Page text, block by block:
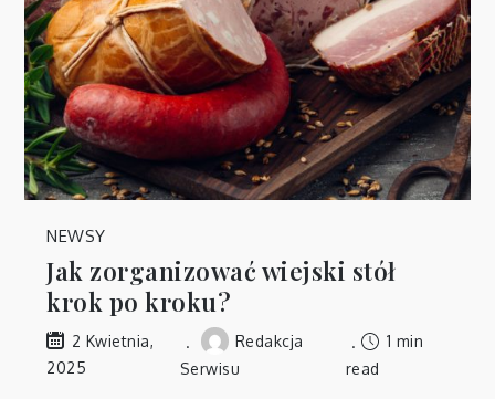
NEWSY
Jak zorganizować wiejski stół
krok po kroku?
2 Kwietnia,
2025
Redakcja
Serwisu
1 min
read